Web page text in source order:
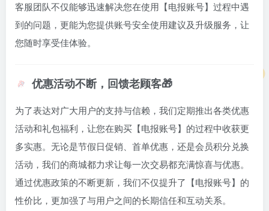
客服团队不仅能够迅速解决您在使用【电报账号】过程中遇
到的问题，更能为您提供账号安全使用建议及升级服务，让
您随时享受佳体验。
优惠活动不断，回馈老顾客🎁
为了表达对广大用户的支持与信赖，我们定期推出各类优惠
活动和礼包福利，让您在购买【电报账号】的过程中收获更
多实惠。无论是节假日促销、首单优惠，还是会员积分兑换
活动，我们的商城都力求让每一次交易都充满惊喜与优惠。
通过优惠政策的不断更新，我们不仅提升了【电报账号】的
性价比，更加强了与用户之间的长期信任和互动关系。